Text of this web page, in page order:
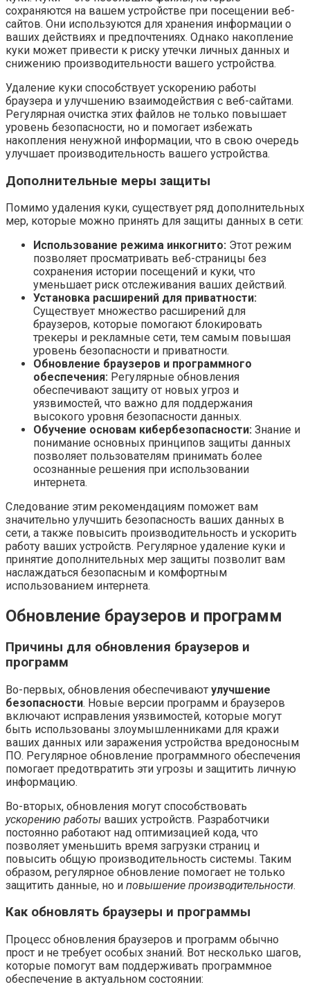
сохраняются на вашем устройстве при посещении веб-
сайтов. Они используются для хранения информации о
ваших действиях и предпочтениях. Однако накопление
куки может привести к риску утечки личных данных и
снижению производительности вашего устройства.
Удаление куки способствует ускорению работы
браузера и улучшению взаимодействия с веб-сайтами.
Регулярная очистка этих файлов не только повышает
уровень безопасности, но и помогает избежать
накопления ненужной информации, что в свою очередь
улучшает производительность вашего устройства.
Дополнительные меры защиты
Помимо удаления куки, существует ряд дополнительных
мер, которые можно принять для защиты данных в сети:
Использование режима инкогнито: Этот режим
позволяет просматривать веб-страницы без
сохранения истории посещений и куки, что
уменьшает риск отслеживания ваших действий.
Установка расширений для приватности:
Существует множество расширений для
браузеров, которые помогают блокировать
трекеры и рекламные сети, тем самым повышая
уровень безопасности и приватности.
Обновление браузеров и программного
обеспечения: Регулярные обновления
обеспечивают защиту от новых угроз и
уязвимостей, что важно для поддержания
высокого уровня безопасности данных.
Обучение основам кибербезопасности: Знание и
понимание основных принципов защиты данных
позволяет пользователям принимать более
осознанные решения при использовании
интернета.
Следование этим рекомендациям поможет вам
значительно улучшить безопасность ваших данных в
сети, а также повысить производительность и ускорить
работу ваших устройств. Регулярное удаление куки и
принятие дополнительных мер защиты позволит вам
наслаждаться безопасным и комфортным
использованием интернета.
Обновление браузеров и программ
Причины для обновления браузеров и
программ
Во-первых, обновления обеспечивают улучшение
безопасности. Новые версии программ и браузеров
включают исправления уязвимостей, которые могут
быть использованы злоумышленниками для кражи
ваших данных или заражения устройства вредоносным
ПО. Регулярное обновление программного обеспечения
помогает предотвратить эти угрозы и защитить личную
информацию.
Во-вторых, обновления могут способствовать
ускорению работы ваших устройств. Разработчики
постоянно работают над оптимизацией кода, что
позволяет уменьшить время загрузки страниц и
повысить общую производительность системы. Таким
образом, регулярное обновление помогает не только
защитить данные, но и повышение производительности.
Как обновлять браузеры и программы
Процесс обновления браузеров и программ обычно
прост и не требует особых знаний. Вот несколько шагов,
которые помогут вам поддерживать программное
обеспечение в актуальном состоянии: